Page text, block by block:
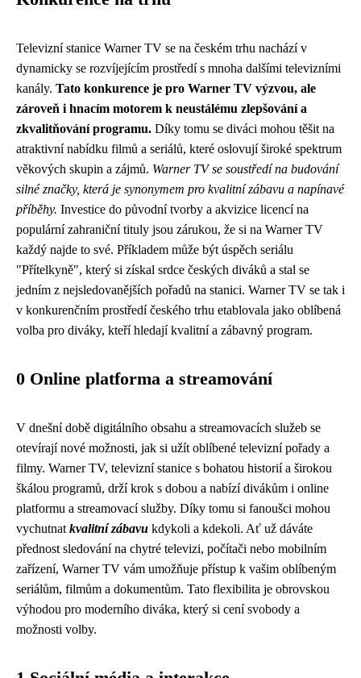
Televizní stanice Warner TV se na českém trhu nachází v
dynamicky se rozvíjejícím prostředí s mnoha dalšími televizními
kanály. Tato konkurence je pro Warner TV výzvou, ale
zároveň i hnacím motorem k neustálému zlepšování a
zkvalitňování programu. Díky tomu se diváci mohou těšit na
atraktivní nabídku filmů a seriálů, které oslovují široké spektrum
věkových skupin a zájmů. Warner TV se soustředí na budování
silné značky, která je synonymem pro kvalitní zábavu a napínavé
příběhy. Investice do původní tvorby a akvizice licencí na
populární zahraniční tituly jsou zárukou, že si na Warner TV
každý najde to své. Příkladem může být úspěch seriálu
"Přítelkyně", který si získal srdce českých diváků a stal se
jedním z nejsledovanějších pořadů na stanici. Warner TV se tak i
v konkurenčním prostředí českého trhu etablovala jako oblíbená
volba pro diváky, kteří hledají kvalitní a zábavný program.
0 Online platforma a streamování
V dnešní době digitálního obsahu a streamovacích služeb se
otevírají nové možnosti, jak si užít oblíbené televizní pořady a
filmy. Warner TV, televizní stanice s bohatou historií a širokou
škálou programů, drží krok s dobou a nabízí divákům i online
platformu a streamovací služby. Díky tomu si fanoušci mohou
vychutnat kvalitní zábavu kdykoli a kdekoli. Ať už dáváte
přednost sledování na chytré televizi, počítači nebo mobilním
zařízení, Warner TV vám umožňuje přístup k vašim oblíbeným
seriálům, filmům a dokumentům. Tato flexibilita je obrovskou
výhodou pro moderního diváka, který si cení svobody a
možnosti volby.